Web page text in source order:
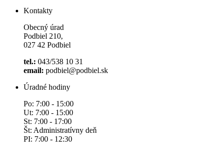
Kontakty
Obecný úrad
Podbiel 210,
027 42 Podbiel
tel.: 043/538 10 31
email: podbiel@podbiel.sk
Úradné hodiny
Po: 7:00 - 15:00
Ut: 7:00 - 15:00
St: 7:00 - 17:00
Št: Administratívny deň
PI: 7:00 - 12:30